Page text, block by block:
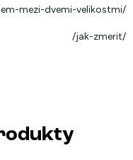
mezi-dvemi-velikostmi/
/jak-zmerit/